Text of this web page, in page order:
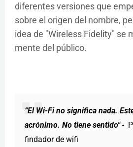
diferentes versiones que
sobre el origen del nombre,
idea de "Wireless Fidelity" se
mente del público.
“El Wi-Fi no significa nada.
acrónimo. No tiene sentido"-
findador de wifi